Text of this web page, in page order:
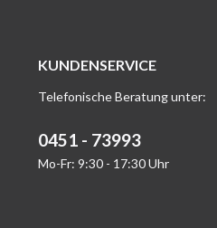
KUNDENSERVICE
Telefonische Beratung unter:
0451 - 73993
Mo-Fr: 9:30 - 17:30 Uhr